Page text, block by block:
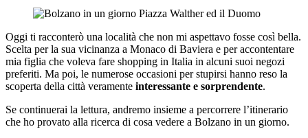
Oggi ti racconterò una località che non mi aspettavo fosse così bella.
Scelta per la sua vicinanza a Monaco di Baviera e per accontentare
mia figlia che voleva fare shopping in Italia in alcuni suoi negozi
preferiti. Ma poi, le numerose occasioni per stupirsi hanno reso la
scoperta della città veramente interessante e sorprendente.
Se continuerai la lettura, andremo insieme a percorrere l’itinerario
che ho provato alla ricerca di cosa vedere a Bolzano in un giorno.